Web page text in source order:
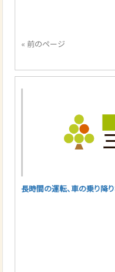
« 前のページ
長時間の運転、車の乗り降